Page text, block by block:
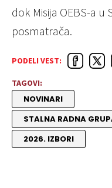
dok Misija OEBS-a u
posmatrača.
PODELI VEST:
TAGOVI:
NOVINARI
STALNA RADNA
2026. IZBORI